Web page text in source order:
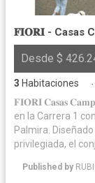
𝐅𝐈𝐎𝐑𝐈 - Casas
Desde $
3 Habitaciones ·
𝐅𝐈𝐎𝐑𝐈 𝐂𝐚𝐬𝐚𝐬
en la Carrera 1
Palmira. Diseñado para brindar una experiencia residencial
privilegiada, el
familia. Entre
Published by